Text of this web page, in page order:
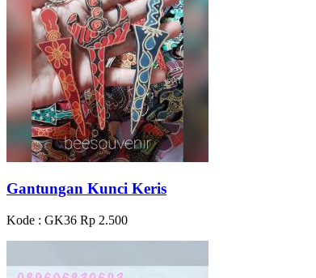
Gantungan Kunci Keris
Kode : GK36 Rp 2.500